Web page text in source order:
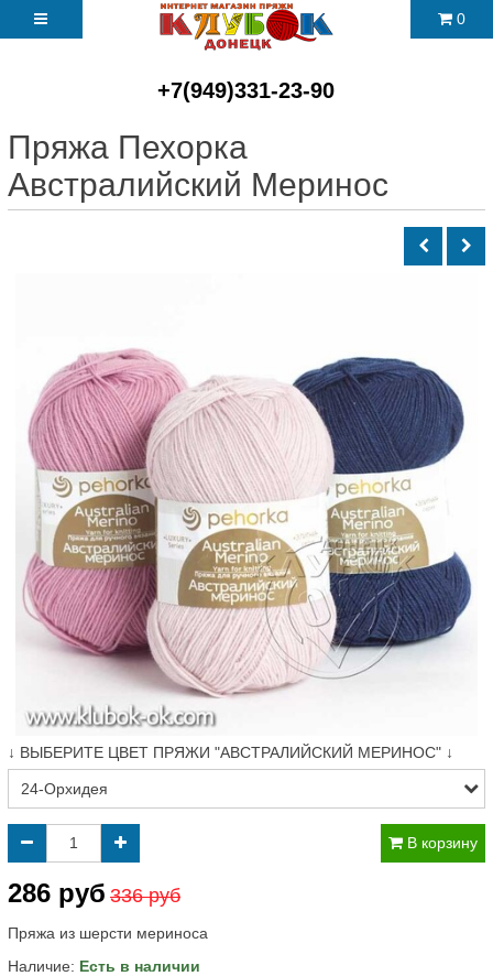
+7(949)331-23-90
0
Пряжа Пехорка
Австралийский Меринос
↓ ВЫБЕРИТЕ ЦВЕТ ПРЯЖИ "АВСТРАЛИЙСКИЙ МЕРИНОС" ↓
В корзину
286 руб 336 руб
Пряжа из шерсти мериноса
Наличие: Есть в наличии